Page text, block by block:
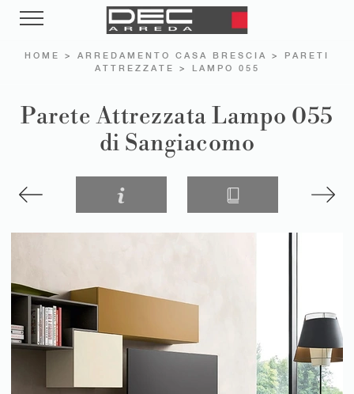
HOME > ARREDAMENTO CASA BRESCIA > PARETI
ATTREZZATE
> LAMPO 055
Parete Attrezzata Lampo 055
di Sangiacomo